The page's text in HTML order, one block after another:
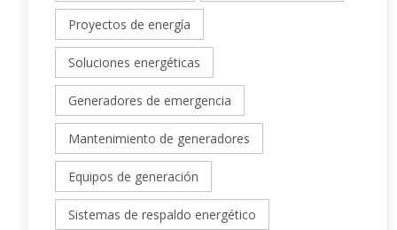
Proyectos de energía
Soluciones energéticas
Generadores de emergencia
Mantenimiento de generadores
Equipos de generación
Sistemas de respaldo energético